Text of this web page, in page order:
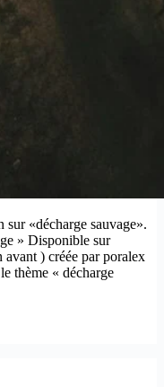
«décharge sauvage».
» Disponible sur
avant ) créée par poralex
thème « décharge